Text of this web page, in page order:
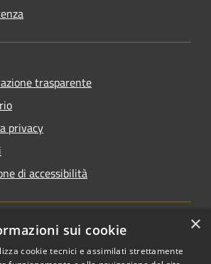
trasparente
privacy
di accessibilità
×
sui cookie
cookie tecnici e assimilati strettamente